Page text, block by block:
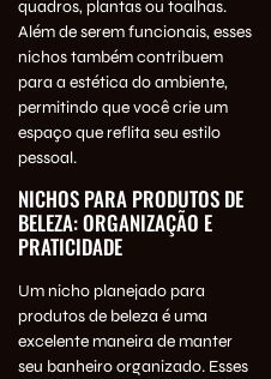
quadros, plantas ou toalhas.
Além de serem funcionais, esses
nichos também contribuem
para a estética do ambiente,
permitindo que você crie um
espaço que reflita seu estilo
pessoal.
NICHOS PARA PRODUTOS DE
BELEZA: ORGANIZAÇÃO E
PRATICIDADE
Um nicho planejado para
produtos de beleza é uma
excelente maneira de manter
seu banheiro organizado. Esses